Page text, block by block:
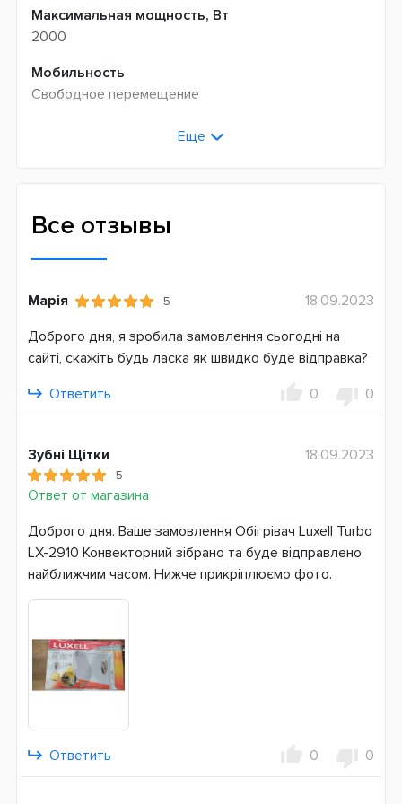
Максимальная мощность, Вт
2000
Мобильность
Свободное перемещение
Управление
Функции защиты
Защита от опрокидывания
Электросеть
Страна производитель
Гарантия
3 месяца
Еще
Все отзывы
Марія 5
18.09.2023
Доброго дня, я зробила замовлення сьогодні на
сайті, скажіть будь ласка як швидко буде відправка?
Ответить
0 0
Зубні Щітки
5
Ответ от магазина
18.09.2023
Доброго дня. Ваше замовлення Обігрівач Luxell Turbo
LX-2910 Конвекторний зібрано та буде відправлено
найближчим часом. Нижче прикріплюємо фото.
Ответить 0 0